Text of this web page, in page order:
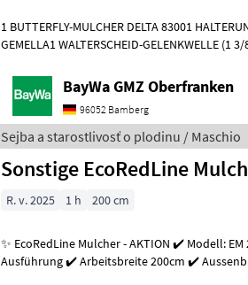
1 BUTTERFLY-MULCHER DELTA 83001
BayWa GMZ Oberfranken
96052 Bamberg
Sejba a starostlivosť o plodinu / Maschio
Sonstige EcoRedLine
R. v. 2025 1 h 200 cm
✨ EcoRedLine Mulcher - AKTION ✔️ Modell: